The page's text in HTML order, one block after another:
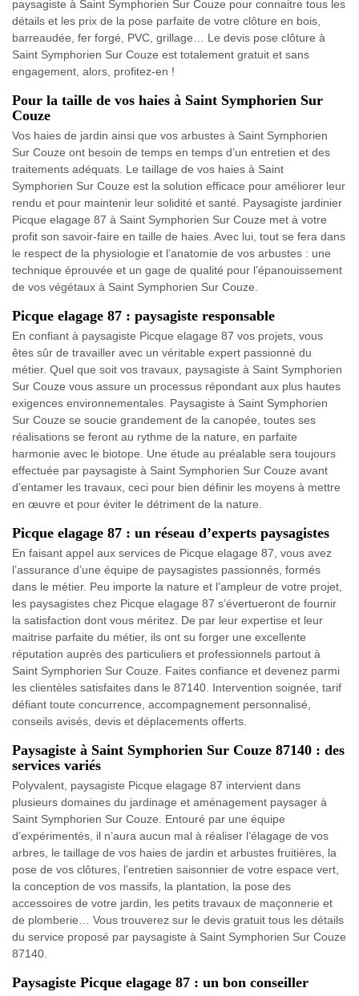
paysagiste à Saint Symphorien Sur Couze pour connaitre tous les
détails et les prix de la pose parfaite de votre clôture en bois,
barreaudée, fer forgé, PVC, grillage… Le devis pose clôture à
Saint Symphorien Sur Couze est totalement gratuit et sans
engagement, alors, profitez-en !
Pour la taille de vos haies à Saint Symphorien Sur
Couze
Vos haies de jardin ainsi que vos arbustes à Saint Symphorien
Sur Couze ont besoin de temps en temps d’un entretien et des
traitements adéquats. Le taillage de vos haies à Saint
Symphorien Sur Couze est la solution efficace pour améliorer leur
rendu et pour maintenir leur solidité et santé. Paysagiste jardinier
Picque elagage 87 à Saint Symphorien Sur Couze met à votre
profit son savoir-faire en taille de haies. Avec lui, tout se fera dans
le respect de la physiologie et l’anatomie de vos arbustes : une
technique éprouvée et un gage de qualité pour l’épanouissement
de vos végétaux à Saint Symphorien Sur Couze.
Picque elagage 87 : paysagiste responsable
En confiant à paysagiste Picque elagage 87 vos projets, vous
êtes sûr de travailler avec un véritable expert passionné du
métier. Quel que soit vos travaux, paysagiste à Saint Symphorien
Sur Couze vous assure un processus répondant aux plus hautes
exigences environnementales. Paysagiste à Saint Symphorien
Sur Couze se soucie grandement de la canopée, toutes ses
réalisations se feront au rythme de la nature, en parfaite
harmonie avec le biotope. Une étude au préalable sera toujours
effectuée par paysagiste à Saint Symphorien Sur Couze avant
d’entamer les travaux, ceci pour bien définir les moyens à mettre
en œuvre et pour éviter le détriment de la nature.
Picque elagage 87 : un réseau d’experts paysagistes
En faisant appel aux services de Picque elagage 87, vous avez
l’assurance d’une équipe de paysagistes passionnés, formés
dans le métier. Peu importe la nature et l’ampleur de votre projet,
les paysagistes chez Picque elagage 87 s’évertueront de fournir
la satisfaction dont vous méritez. De par leur expertise et leur
maitrise parfaite du métier, ils ont su forger une excellente
réputation auprès des particuliers et professionnels partout à
Saint Symphorien Sur Couze. Faites confiance et devenez parmi
les clientèles satisfaites dans le 87140. Intervention soignée, tarif
défiant toute concurrence, accompagnement personnalisé,
conseils avisés, devis et déplacements offerts.
Paysagiste à Saint Symphorien Sur Couze 87140 : des
services variés
Polyvalent, paysagiste Picque elagage 87 intervient dans
plusieurs domaines du jardinage et aménagement paysager à
Saint Symphorien Sur Couze. Entouré par une équipe
d’expérimentés, il n’aura aucun mal à réaliser l’élagage de vos
arbres, le taillage de vos haies de jardin et arbustes fruitières, la
pose de vos clôtures, l’entretien saisonnier de votre espace vert,
la conception de vos massifs, la plantation, la pose des
accessoires de votre jardin, les petits travaux de maçonnerie et
de plomberie… Vous trouverez sur le devis gratuit tous les détails
du service proposé par paysagiste à Saint Symphorien Sur Couze
87140.
Paysagiste Picque elagage 87 : un bon conseiller